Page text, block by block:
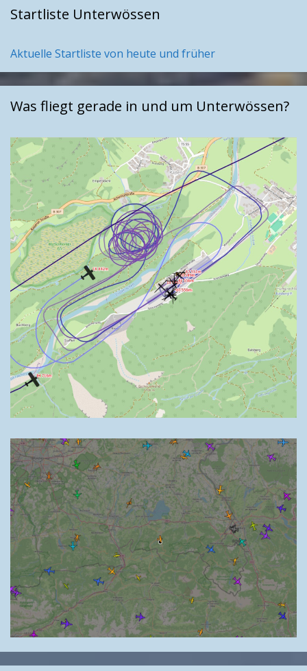
Startliste Unterwössen
Aktuelle Startliste von heute und früher
Was fliegt gerade in und um Unterwössen?